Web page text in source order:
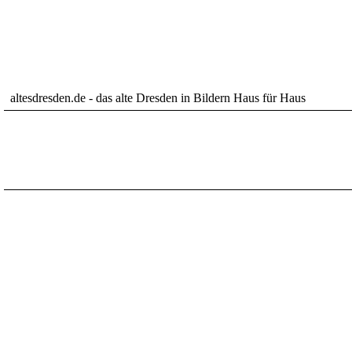
altesdresden.de - das alte Dresden in Bildern Haus für Haus